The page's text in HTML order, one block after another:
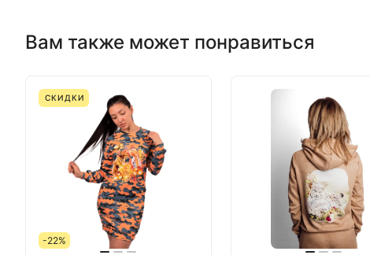
Вам также может понравиться
СКИДКИ
-22%